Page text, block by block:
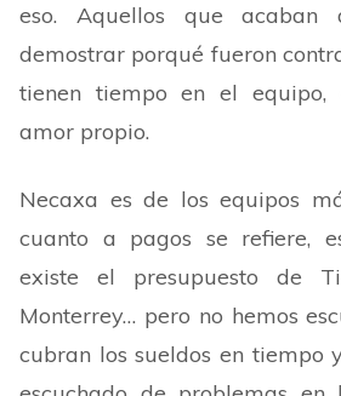
eso. Aquellos que acaban
demostrar porqué fueron
tienen tiempo en el equipo,
amor propio.
Necaxa es de los equipos
cuanto a pagos se refiere,
existe el presupuesto de
Monterrey… pero no hemos
cubran los sueldos en tiempo